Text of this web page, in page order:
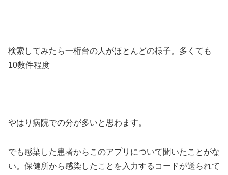
検索してみたら一桁台の人がほとんどの様子。多くても
10数件程度
やはり病院での分が多いと思わます。
でも感染した患者からこのアプリについて聞いたことがな
い。保健所から感染したことを入力するコードが送られて